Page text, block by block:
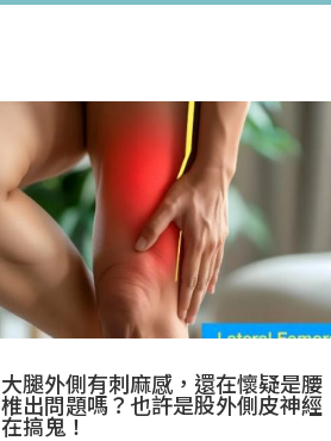
大腿外側有刺麻感，還在懷疑是腰
椎出問題嗎？也許是股外側皮神經
在搞鬼！